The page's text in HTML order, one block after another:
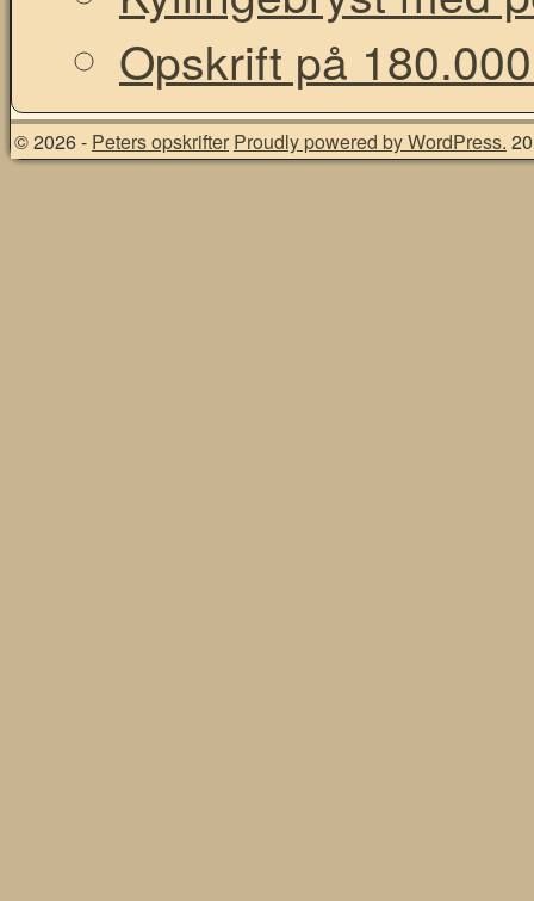
Opskrift på
© 2026 - Peters opskrifter Proudly powered by WordPress.